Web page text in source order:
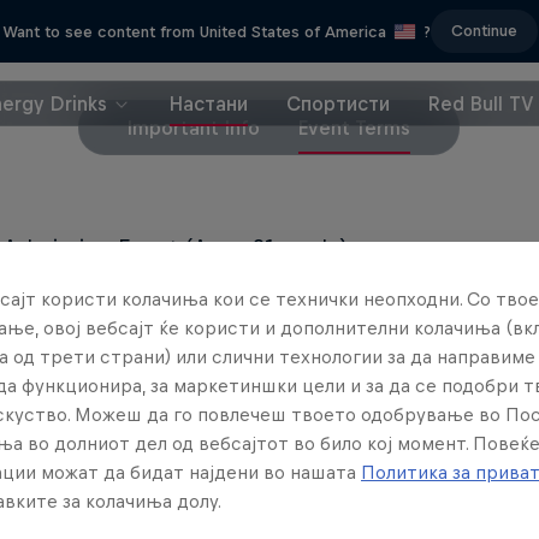
Want to see content from United States of America ? Continue
Drinks Настани Спортисти
Red Bull TV
Important Info
Event Terms
Event (Ages 21+ only)
are final sale and cannot be exchanged or
користи колачиња кои се технички неопходни. Со твое
овој вебсајт ќе користи и дополнителни колачиња
од трети страни) или слични технологии за да
функционира, за маркетиншки цели и за да се подобри
Можеш да го повлечеш твоето одобрување во
во долниот дел од вебсајтот во било кој момент. Повеќе
можат да бидат најдени во нашата Политика за
за колачиња долу.